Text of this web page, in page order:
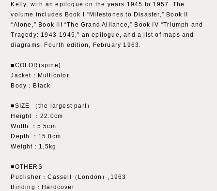
Kelly, with an epilogue on the years 1945 to 1957. The
volume includes Book I “Milestones to Disaster,” Book II
“Alone,” Book III “The Grand Alliance,” Book IV “Triumph and
Tragedy: 1943-1945,” an epilogue, and a list of maps and
diagrams. Fourth edition, February 1963.
■COLOR(spine)
Jacket：Multicolor
Body：Black
■SIZE （the largest part）
Height ：22.0cm
Width ：5.5cm
Depth ：15.0cm
Weight : 1.5kg
■OTHERS
Publisher：Cassell（London）,1963
Binding：Hardcover